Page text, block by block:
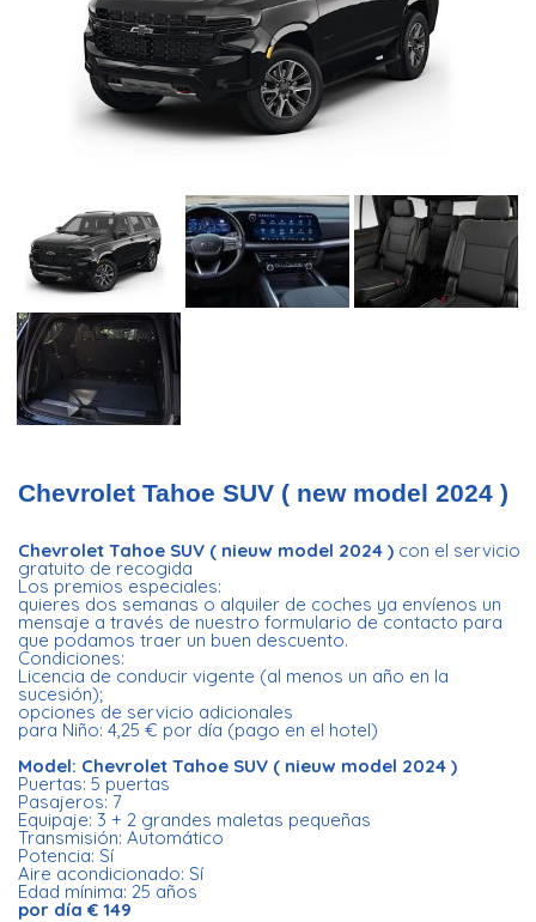
Chevrolet Tahoe SUV ( new model 2024 )
Chevrolet Tahoe SUV ( nieuw model 2024 ) con el servicio
gratuito de recogida
Los premios especiales:
quieres dos semanas o alquiler de coches ya envíenos un
mensaje a través de nuestro formulario de contacto para
que podamos traer un buen descuento.
Condiciones:
Licencia de conducir vigente (al menos un año en la
sucesión);
opciones de servicio adicionales
para Niño: 4,25 € por día (pago en el hotel)
Model: Chevrolet Tahoe SUV ( nieuw model 2024 )
Puertas: 5 puertas
Pasajeros: 7
Equipaje: 3 + 2 grandes maletas pequeñas
Transmisión: Automático
Potencia: Sí
Aire acondicionado: Sí
Edad mínima: 25 años
por día € 149